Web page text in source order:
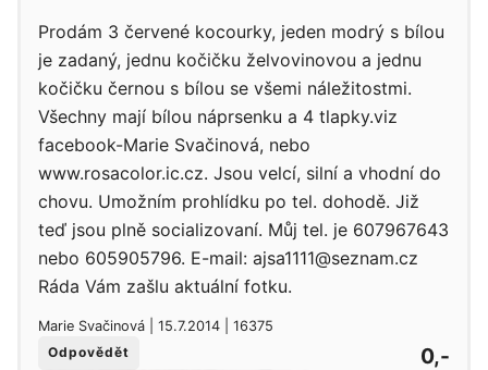
Prodám 3 červené kocourky, jeden modrý s bílou
je zadaný, jednu kočičku želvovinovou a jednu
kočičku černou s bílou se všemi náležitostmi.
Všechny mají bílou náprsenku a 4 tlapky.viz
facebook-Marie Svačinová, nebo
www.rosacolor.ic.cz. Jsou velcí, silní a vhodní do
chovu. Umožním prohlídku po tel. dohodě. Již
teď jsou plně socializovaní. Můj tel. je 607967643
nebo 605905796. E-mail: ajsa1111@seznam.cz
Ráda Vám zašlu aktuální fotku.
Marie Svačinová | 15.7.2014 | 16375
Odpovědět
0,-